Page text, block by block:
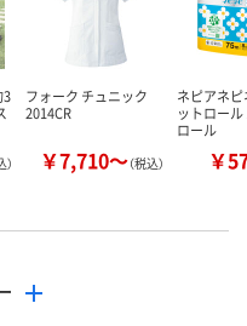
カ
3
）
フォーク チュニック
2014CR
￥7,710～（税込）
ネピアネ
ットロー
ロール
￥